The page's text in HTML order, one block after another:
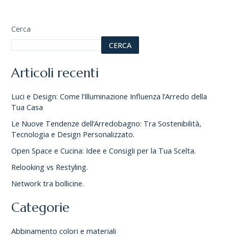
Cerca
CERCA
Articoli recenti
Luci e Design: Come l’Illuminazione Influenza l’Arredo della
Tua Casa
Le Nuove Tendenze dell’Arredobagno: Tra Sostenibilità,
Tecnologia e Design Personalizzato.
Open Space e Cucina: Idee e Consigli per la Tua Scelta.
Relooking vs Restyling.
Network tra bollicine.
Categorie
Abbinamento colori e materiali